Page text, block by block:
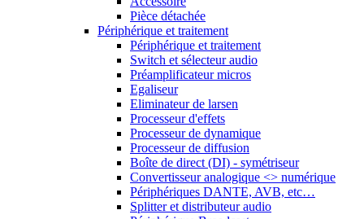
Pièce détachée
Périphérique et traitement
Périphérique et traitement
Switch et sélecteur audio
Préamplificateur micros
Egaliseur
Eliminateur de larsen
Processeur d'effets
Processeur de dynamique
Processeur de diffusion
Boîte de direct (DI) - symétriseur
Convertisseur analogique <> numérique
Périphériques DANTE, AVB, etc…
Splitter et distributeur audio